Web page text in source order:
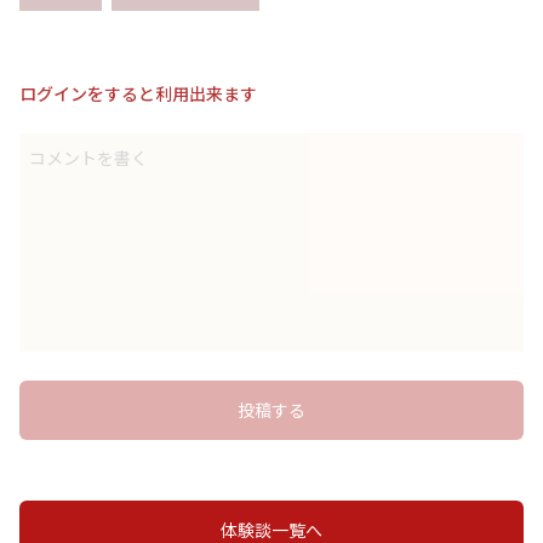
ログインをすると利用出来ます
コメントを書く
投稿する
体験談一覧へ